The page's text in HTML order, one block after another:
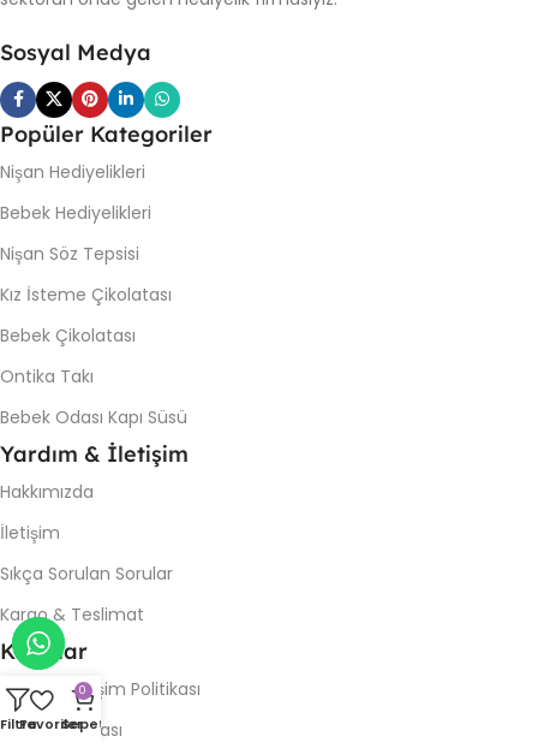
Sosyal Medya
Popüler Kategoriler
Nişan Hediyelikleri
Bebek Hediyelikleri
Nişan Söz Tepsisi
Kız İsteme Çikolatası
Bebek Çikolatası
Ontika Takı
Bebek Odası Kapı Süsü
Yardım & İletişim
Hakkımızda
İletişim
Sıkça Sorulan Sorular
Kargo & Teslimat
Koşullar
İade & Değişim Politikası
Gizlilik Politikası
FiltreFavoriler
0
Sepet